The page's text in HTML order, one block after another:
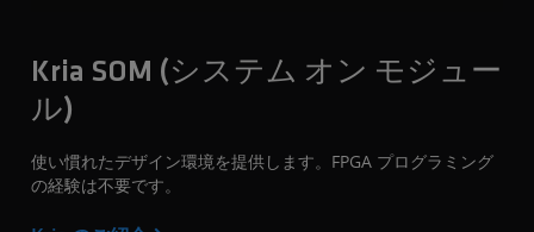
Kria SOM (システム オン モジュー
ル)
使い慣れたデザイン環境を提供します。FPGA プログラミング
の経験は不要です。